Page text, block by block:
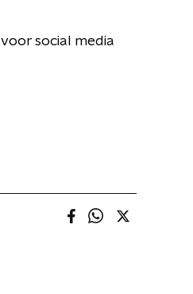
voor social media